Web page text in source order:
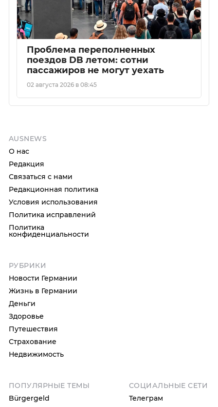
Проблема переполненных
поездов DB летом: сотни
пассажиров не могут уехать
02 августа 2026 в 08:45
AUSNEWS
О нас
Редакция
Связаться с нами
Редакционная политика
Условия использования
Политика исправлений
Политика
конфиденциальности
РУБРИКИ
Новости Германии
Жизнь в Германии
Деньги
Здоровье
Путешествия
Страхование
Недвижимость
ПОПУЛЯРНЫЕ ТЕМЫ
Bürgergeld
СОЦИАЛЬНЫЕ СЕТИ
Телеграм